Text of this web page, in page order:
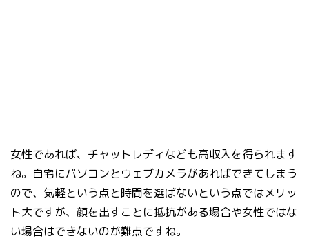
女性であれば、チャットレディなども高収入を得られます
ね。自宅にパソコンとウェブカメラがあればできてしまう
ので、気軽という点と時間を選ばないという点ではメリッ
ト大ですが、顔を出すことに抵抗がある場合や女性ではな
い場合はできないのが難点ですね。